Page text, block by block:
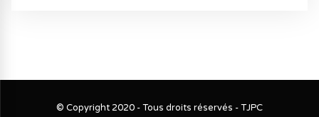
© Copyright 2020 - Tous droits réservés - TJPC